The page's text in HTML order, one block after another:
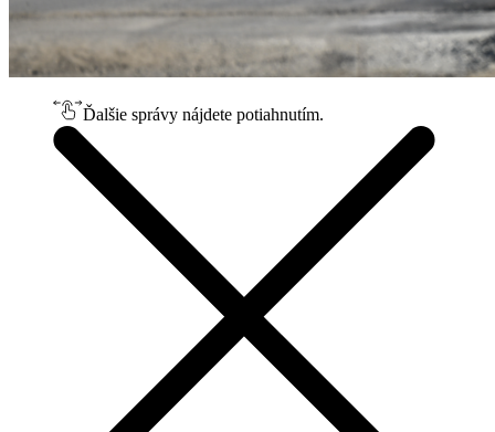
Ďalšie správy nájdete potiahnutím.